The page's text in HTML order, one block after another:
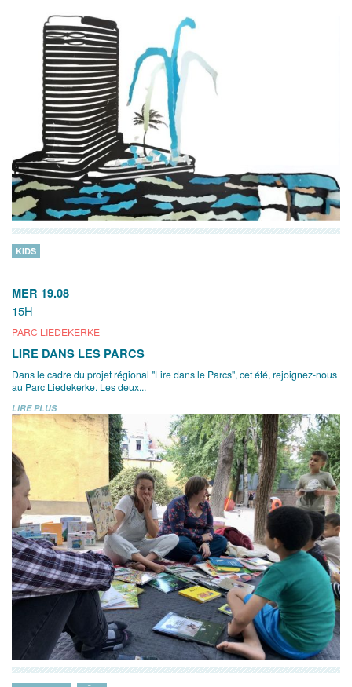
MER 19.08
15H
PARC LIEDEKERKE
KIDS
LIRE DANS LES PARCS
Dans le cadre du projet régional "Lire dans le Parcs", cet été, rejoignez-nous
au Parc Liedekerke. Les deux...
LIRE PLUS